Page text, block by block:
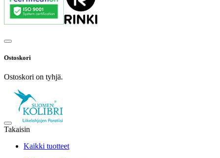
Ostoskori
Ostoskori on tyhjä.
Takaisin
Kaikki tuotteet